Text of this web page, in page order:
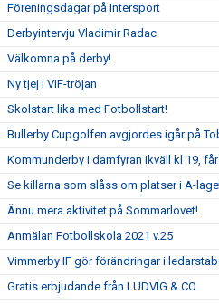
Föreningsdagar på Intersport
Derbyintervju Vladimir Radac
Välkomna på derby!
Ny tjej i VIF-tröjan
Skolstart lika med Fotbollstart!
Bullerby Cupgolfen avgjordes igår på
Kommunderby i damfyran ikväll kl 19,
Se killarna som slåss om platser i A-
Ännu mera aktivitet på Sommarlovet!
Anmälan Fotbollskola 2021 v.25
Vimmerby IF gör förändringar i
Gratis erbjudande från LUDVIG & CO